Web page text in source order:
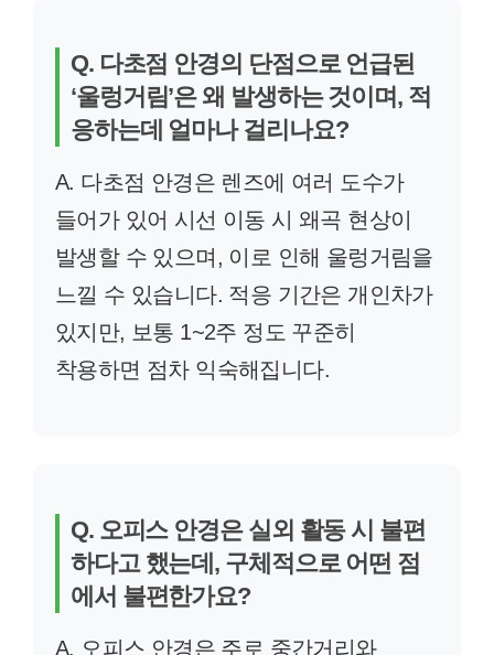
Q. 다초점 안경의 단점으로 언급된
‘울렁거림’은 왜 발생하는 것이며, 적
응하는데 얼마나 걸리나요?
A. 다초점 안경은 렌즈에 여러 도수가
들어가 있어 시선 이동 시 왜곡 현상이
발생할 수 있으며, 이로 인해 울렁거림을
느낄 수 있습니다. 적응 기간은 개인차가
있지만, 보통 1~2주 정도 꾸준히
착용하면 점차 익숙해집니다.
Q. 오피스 안경은 실외 활동 시 불편
하다고 했는데, 구체적으로 어떤 점
에서 불편한가요?
A. 오피스 안경은 주로 중간거리와